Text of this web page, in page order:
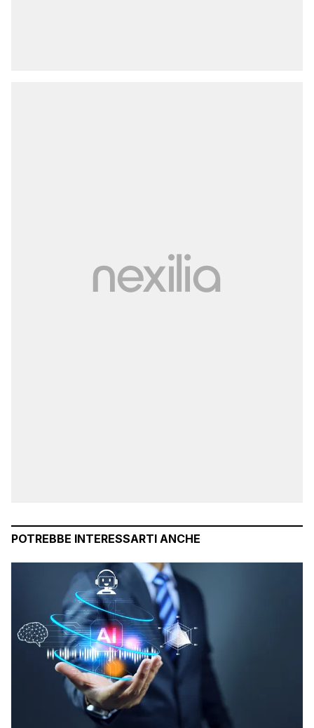
POTREBBE INTERESSARTI ANCHE